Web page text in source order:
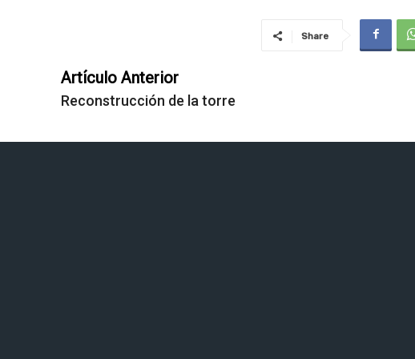
Share
Artículo Anterior
Reconstrucción de la torre